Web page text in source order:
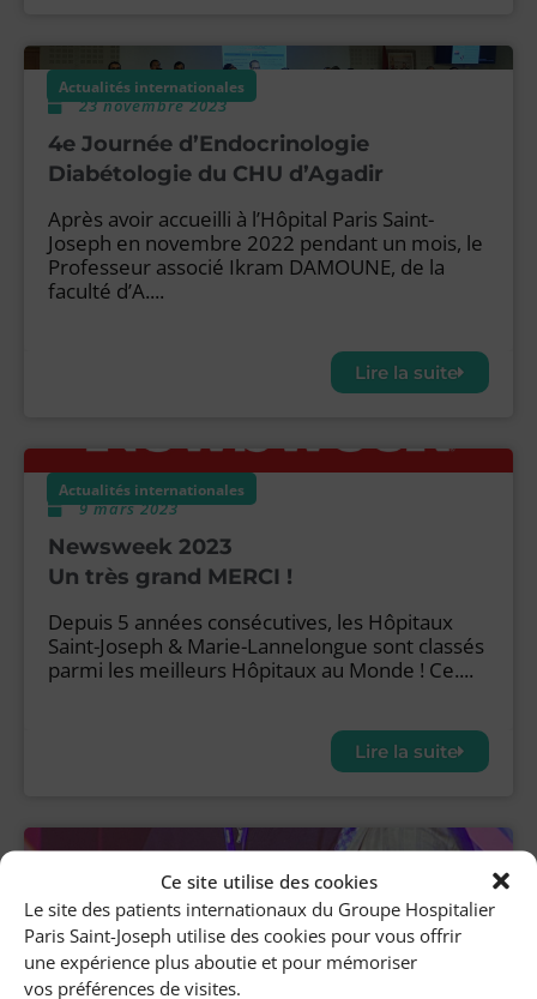
Ce site utilise des cookies
Le site des patients internationaux du Groupe Hospitalier
Paris Saint-Joseph utilise des cookies pour vous offrir
une expérience plus aboutie et pour mémoriser
vos préférences de visites.
Actualités internationales
23 novembre 2023
4e Journée d’Endocrinologie
Diabétologie du CHU d’Agadir
Après avoir accueilli à l’Hôpital Paris Saint-
Joseph en novembre 2022 pendant un mois, le
Professeur associé Ikram DAMOUNE, de la
faculté d’A....
Lire la suite
Actualités internationales
9 mars 2023
Newsweek 2023
Un très grand MERCI !
Depuis 5 années consécutives, les Hôpitaux
Saint-Joseph & Marie-Lannelongue sont classés
parmi les meilleurs Hôpitaux au Monde ! Ce....
Lire la suite
13 février 2023
Award de la meilleure recherche (hors
US) pour notre maternité